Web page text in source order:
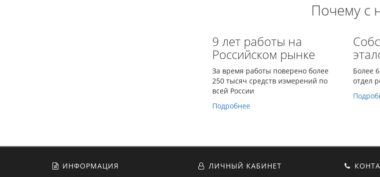
Почему с
9 лет работы на
Российском рынке
За время работы поверено более
250 тысяч средств измерений по
всей России
Подробнее
Более
отдел
ИНФОРМАЦИЯ ЛИЧНЫЙ КАБИНЕТ